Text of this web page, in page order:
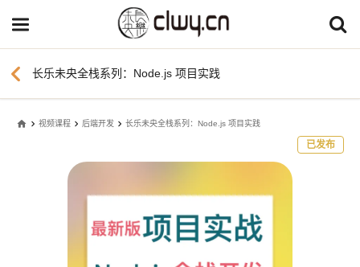
chevron_left 长乐未央全栈系列：Node.js 项目实践
home 视频课程 后端开发 长乐未央全栈系列：Node.js 项目实践
已发布